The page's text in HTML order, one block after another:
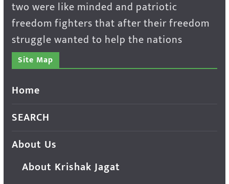
two were like minded and patriotic
freedom fighters that after their freedom
struggle wanted to help the nations
Site Map
Home
SEARCH
About Us
About Krishak Jagat